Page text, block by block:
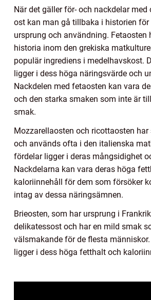
När det gäller för- och nackdelar
ost kan man gå tillbaka i historien
ursprung och användning. Fetaosten
historia inom den grekiska
populär ingrediens i medelhavskost.
ligger i dess höga näringsvärde och
Nackdelen med fetaosten kan vara
och den starka smaken som inte är
smak.
Mozzarellaosten och ricottaosten
och används ofta i den italienska
fördelar ligger i deras mångsidighet
Nackdelarna kan vara deras höga
kaloriinnehåll för dem som försöker
intag av dessa näringsämnen.
Brieosten, som har ursprung i
delikatessost och har en mild smak
välsmakande för de flesta
ligger i dess höga fetthalt och